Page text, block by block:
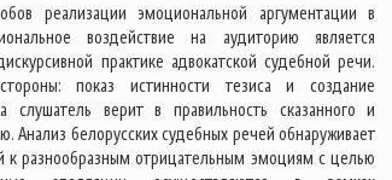
реализации эмоциональной аргументации в
воздействие на аудиторию является
практике адвокатской судебной речи.
показ истинности тезиса и создание
верит в правильность сказанного и
Анализ белорусских судебных речей обнаруживает
к разнообразным отрицательным эмоциям с целью